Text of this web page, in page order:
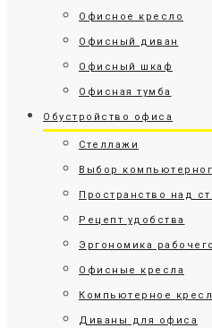
Офисное кресло
Офисный диван
Офисный шкаф
Офисная тумба
Обустройство офиса
Стеллажи
Выбор
Пространство над
Рецепт удобства
Эргономика
Офисные кресла
Компьютерное
Диваны для офиса